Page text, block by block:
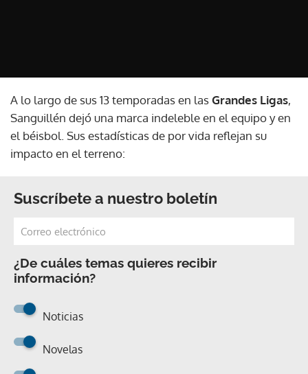
A lo largo de sus 13 temporadas en lasGrandes Ligas,
Sanguillén dejó una marca indeleble en el equipo y en
el béisbol. Sus estadísticas de por vida reflejan su
impacto en el terreno:
Suscríbete a nuestro boletín
¿De cuáles temas quieres recibir
información?
Noticias
Novelas